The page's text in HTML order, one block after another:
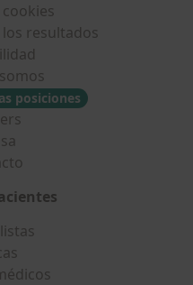
resultados
posiciones